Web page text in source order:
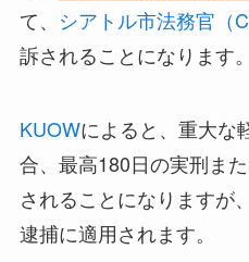
て、 シアトル市法務官（
訴されることになります。
KUOWによると、重大な
合、最高180日の実刑ま
されることになりますが
逮捕に適用されます。